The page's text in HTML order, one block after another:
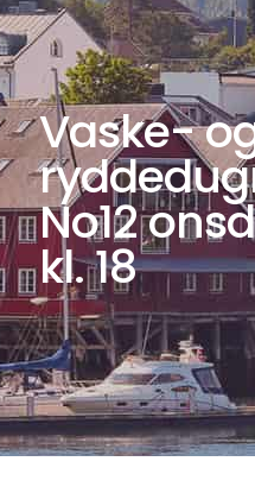
Vaske-
No12
kl. 18